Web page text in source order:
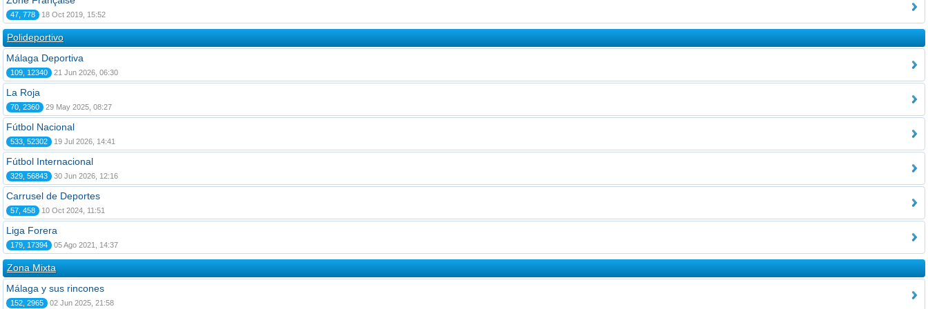
47, 778 18 Oct 2019, 15:52
Polideportivo
Málaga Deportiva
109, 12340 21 Jun 2026, 06:30
La Roja
70, 2360 29 May 2025, 08:27
Fútbol Nacional
533, 52302 19 Jul 2026, 14:41
Fútbol Internacional
329, 56843 30 Jun 2026, 12:16
Carrusel de Deportes
57, 458 10 Oct 2024, 11:51
Liga Forera
179, 17394 05 Ago 2021, 14:37
Zona Mixta
Málaga y sus rincones
152, 2965 02 Jun 2025, 21:58